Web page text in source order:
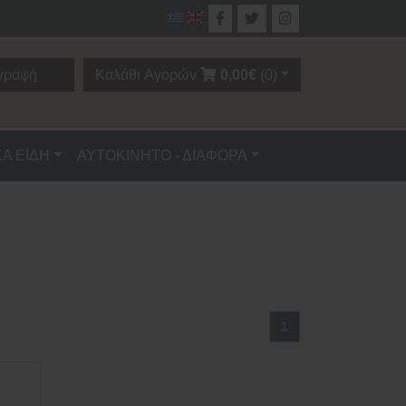
ΕΙΔΗ ΑΥΤΟΚΙΝΗΤΟ - ΔΙΑΦΟΡΑ